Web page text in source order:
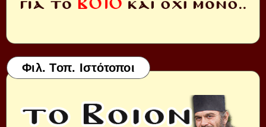
Φιλ. Τοπ. Ιστότοποι